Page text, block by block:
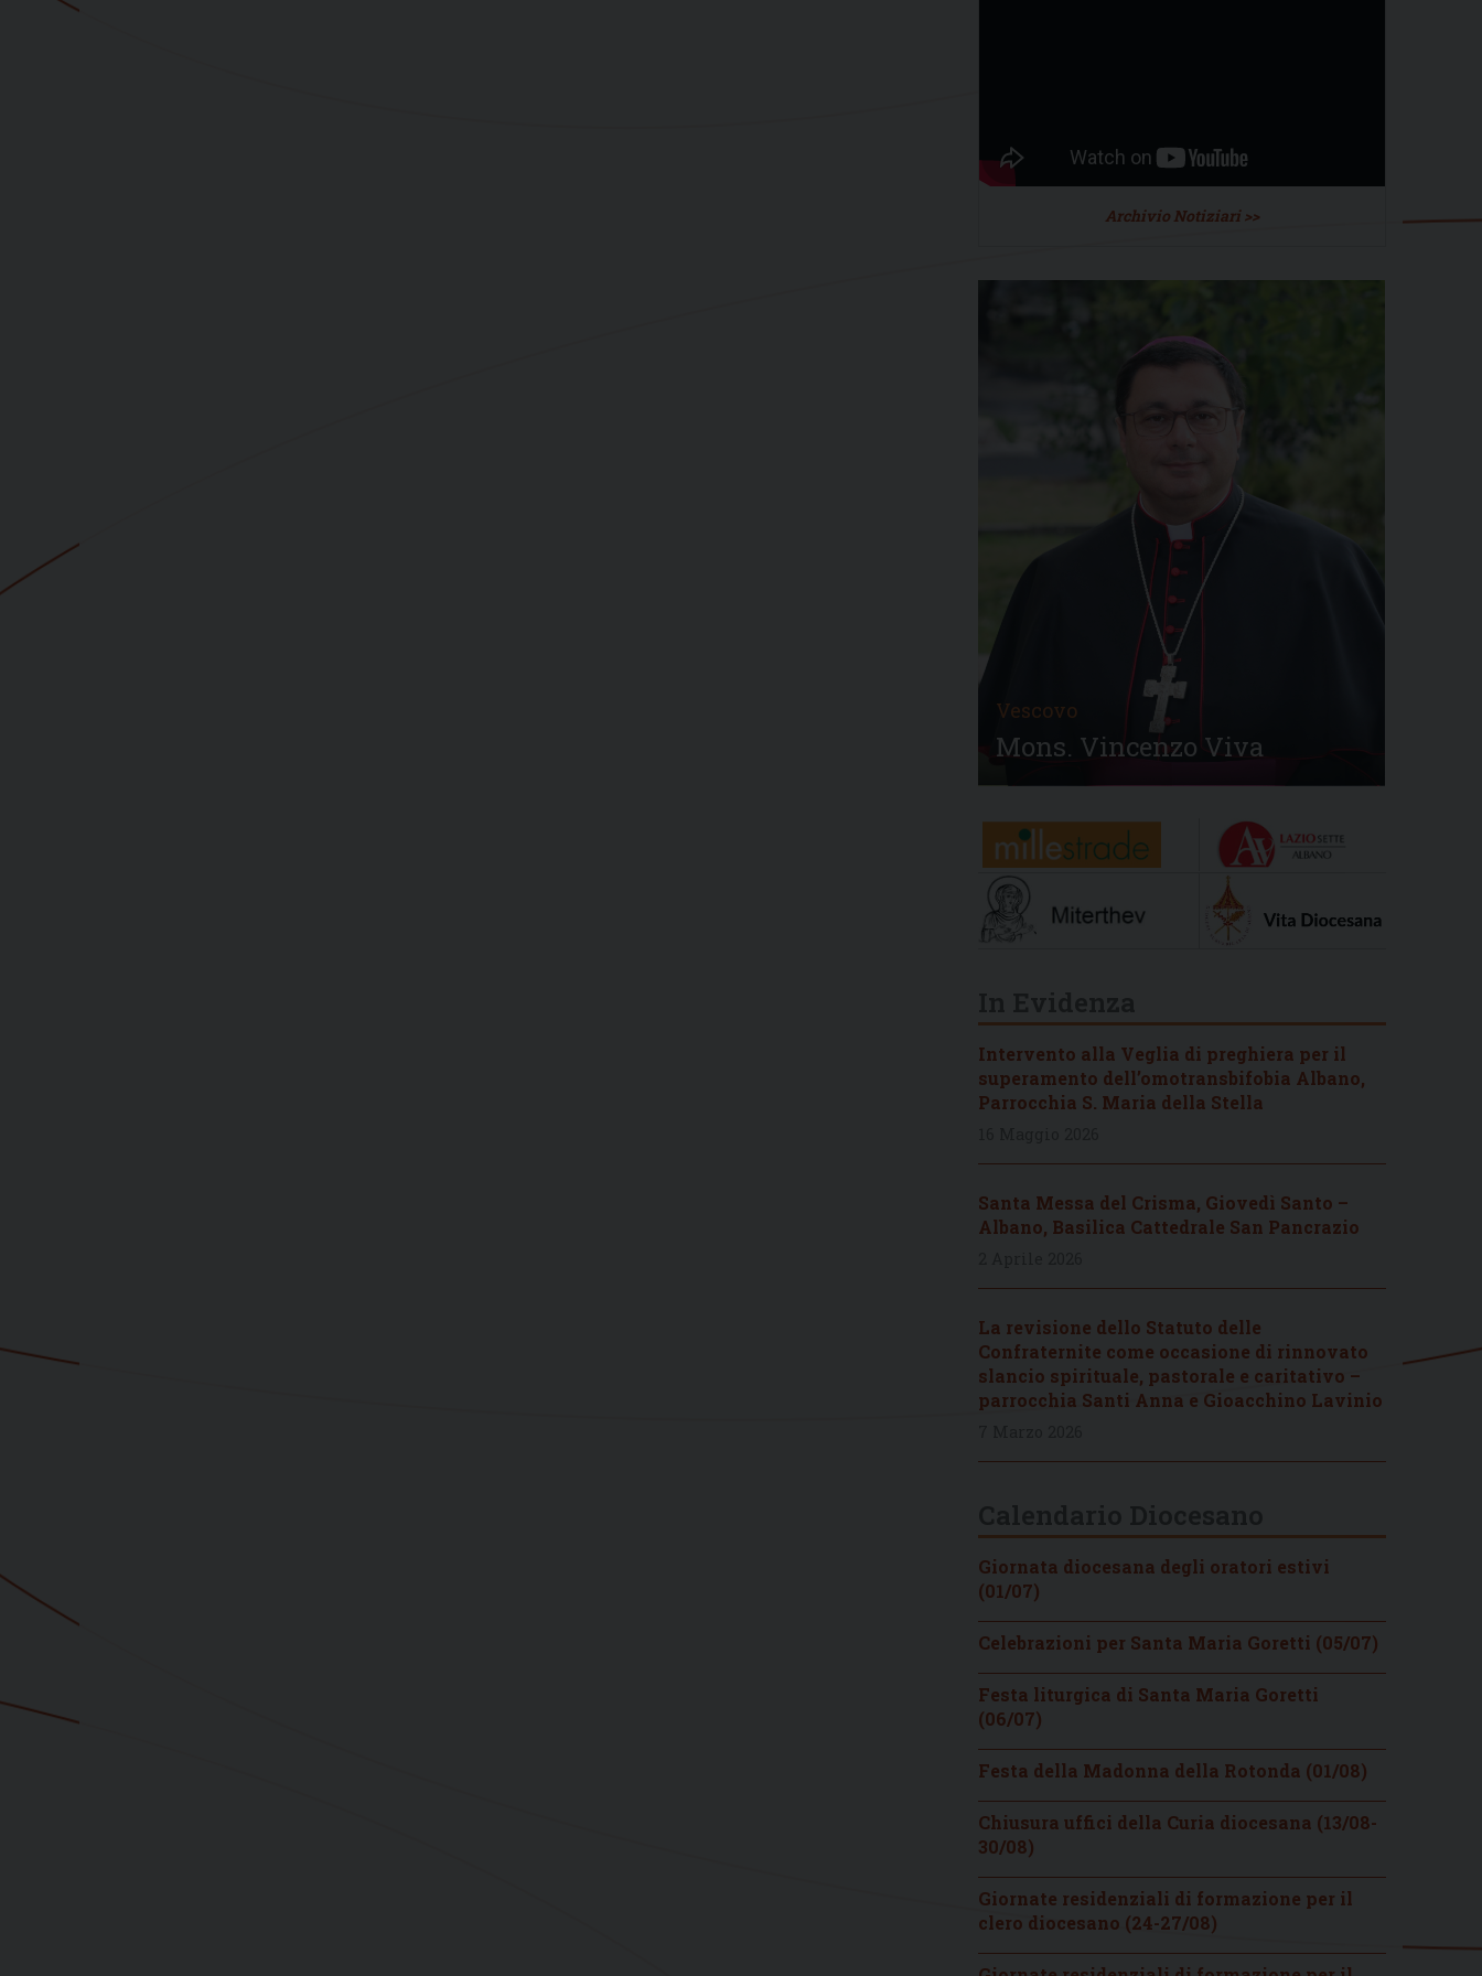
Archivio Notiziari >>
Vescovo
Mons. Vincenzo Viva
Intervento alla Veglia di preghiera per il
superamento dell’omotransbifobia Albano,
Parrocchia S. Maria della Stella
Santa Messa del Crisma, Giovedì Santo –
Albano, Basilica Cattedrale San Pancrazio
La revisione dello Statuto delle
Confraternite come occasione di rinnovato
slancio spirituale, pastorale e caritativo –
parrocchia Santi Anna e Gioacchino Lavinio
Giornata diocesana degli oratori estivi
(01/07)
Celebrazioni per Santa Maria Goretti (05/07)
Festa liturgica di Santa Maria Goretti
(06/07)
Festa della Madonna della Rotonda (01/08)
Chiusura uffici della Curia diocesana (13/08-
30/08)
Giornate residenziali di formazione per il
clero diocesano (24-27/08)